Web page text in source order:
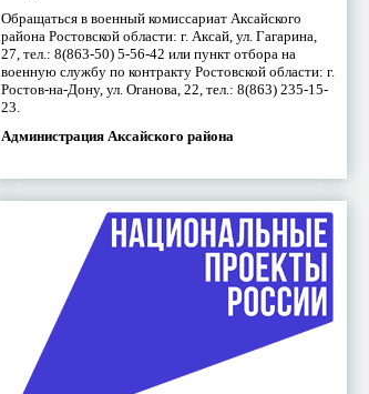
Обращаться в военный комиссариат Аксайского
района Ростовской области: г. Аксай, ул. Гагарина,
27, тел.: 8(863-50) 5-56-42 или пункт отбора на
военную службу по контракту Ростовской области: г.
Ростов-на-Дону, ул. Оганова, 22, тел.: 8(863) 235-15-
23.
Администрация Аксайского района